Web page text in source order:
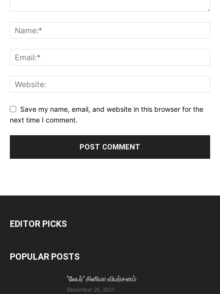
Save my name, email, and website in this browser for the
next time I comment.
EDITOR PICKS
POPULAR POSTS
‘லேபர்’ சினிமா விமர்சனம்
December 25, 2021